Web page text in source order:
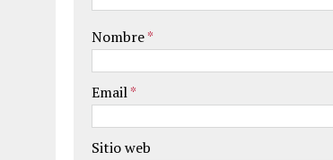
Nombre*
Email*
Sitio web